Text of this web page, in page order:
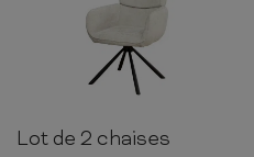
84cm 61cm
Lot de 2 chaises